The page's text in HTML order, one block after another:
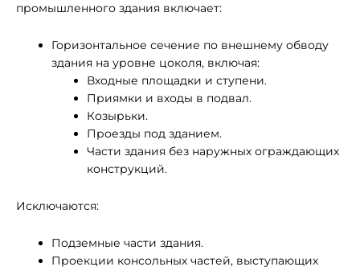
промышленного здания включает:
Горизонтальное сечение по внешнему обводу
здания на уровне цоколя, включая:
Входные площадки и ступени.
Приямки и входы в подвал.
Козырьки.
Проезды под зданием.
Части здания без наружных ограждающих
конструкций.
Исключаются:
Подземные части здания.
Проекции консольных частей, выступающих